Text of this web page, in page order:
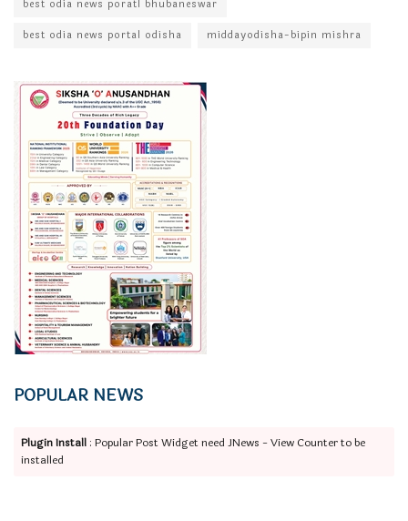
best odia news poratl bhubaneswar
best odia news portal odisha
middayodisha-bipin mishra
POPULAR NEWS
Plugin Install : Popular Post Widget need JNews - View Counter to be
installed